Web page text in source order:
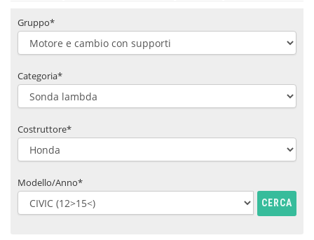
Gruppo*
Categoria*
Costruttore*
Modello/Anno*
CERCA